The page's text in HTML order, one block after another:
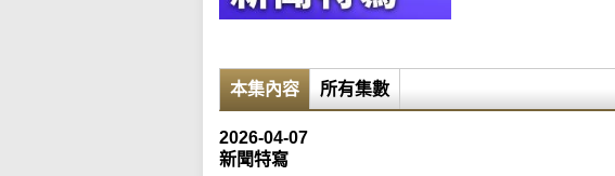
本集內容 所有集數
2026-04-07
新聞特寫